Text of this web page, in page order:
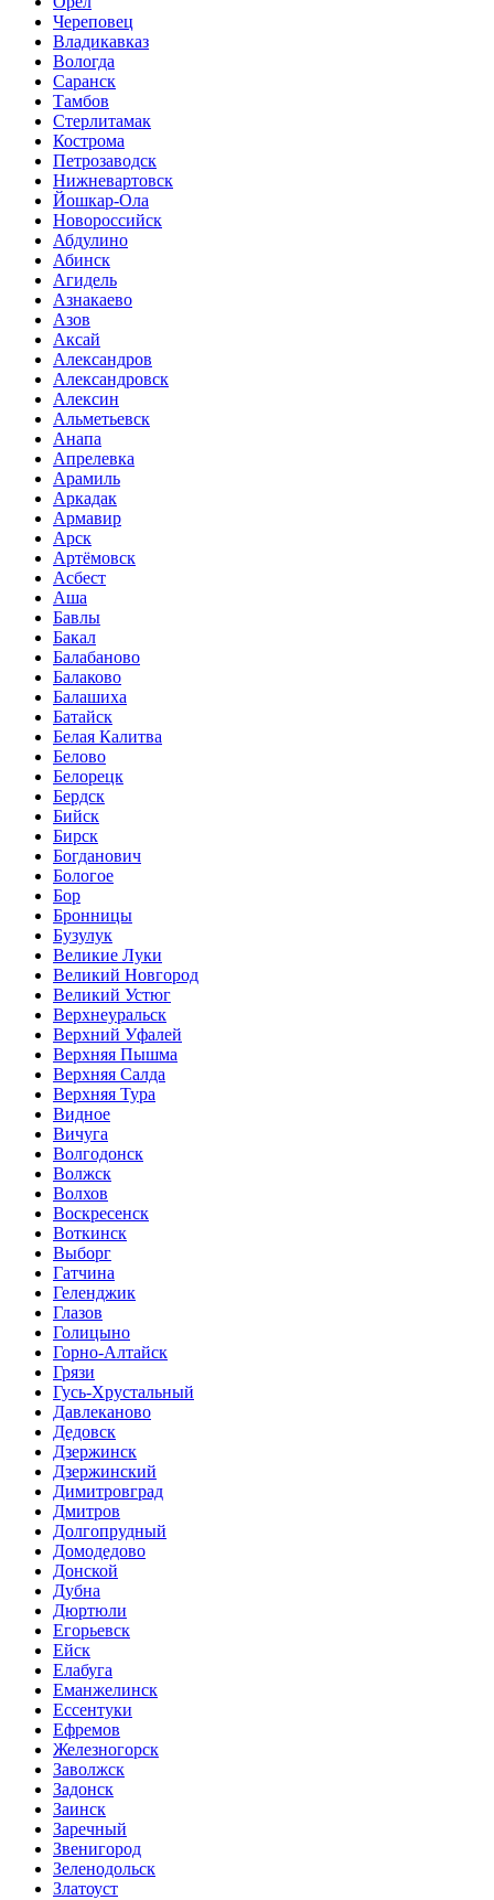
Череповец
Владикавказ
Вологда
Саранск
Тамбов
Стерлитамак
Кострома
Петрозаводск
Нижневартовск
Йошкар-Ола
Новороссийск
Абдулино
Абинск
Агидель
Азнакаево
Азов
Аксай
Александров
Александровск
Алексин
Альметьевск
Анапа
Апрелевка
Арамиль
Аркадак
Армавир
Арск
Артёмовск
Асбест
Аша
Бавлы
Бакал
Балабаново
Балаково
Балашиха
Батайск
Белая Калитва
Белово
Белорецк
Бердск
Бийск
Бирск
Богданович
Бологое
Бор
Бронницы
Бузулук
Великие Луки
Великий Новгород
Великий Устюг
Верхнеуральск
Верхний Уфалей
Верхняя Пышма
Верхняя Салда
Верхняя Тура
Видное
Вичуга
Волгодонск
Волжск
Волхов
Воскресенск
Воткинск
Выборг
Гатчина
Геленджик
Глазов
Голицыно
Горно-Алтайск
Грязи
Гусь-Хрустальный
Давлеканово
Дедовск
Дзержинск
Дзержинский
Димитровград
Дмитров
Долгопрудный
Домодедово
Донской
Дубна
Дюртюли
Егорьевск
Ейск
Елабуга
Еманжелинск
Ессентуки
Ефремов
Железногорск
Заволжск
Задонск
Заинск
Заречный
Звенигород
Зеленодольск
Златоуст